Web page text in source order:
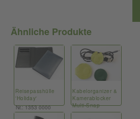
Ähnliche Produkte
Reisepasshülle
'Holiday'
Nr.: 1353 0000
Kabelorganizer &
Kamerablocker
Multi-Snap
Nr.: 1708 0000